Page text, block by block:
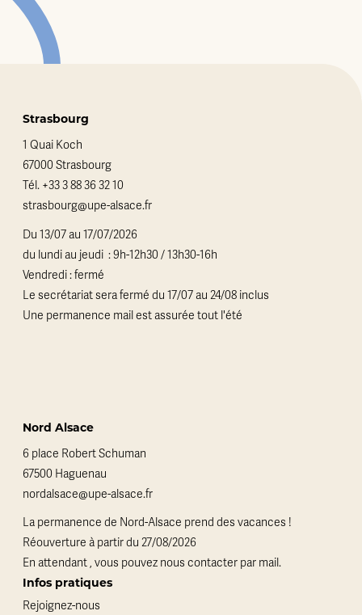
Strasbourg
1 Quai Koch
67000 Strasbourg
Tél. +33 3 88 36 32 10
strasbourg@upe-alsace.fr
Du 13/07 au 17/07/2026
du lundi au jeudi : 9h-12h30 / 13h30-16h
Vendredi : fermé
Le secrétariat sera fermé du 17/07 au 24/08 inclus
Une permanence mail est assurée tout l'été
Nord Alsace
6 place Robert Schuman
67500 Haguenau
nordalsace@upe-alsace.fr
La permanence de Nord-Alsace prend des vacances !
Réouverture à partir du 27/08/2026
En attendant , vous pouvez nous contacter par mail.
Infos pratiques
Rejoignez-nous